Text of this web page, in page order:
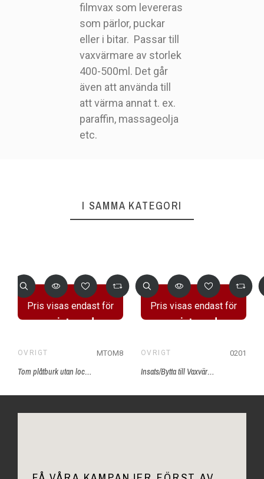
filmvax som levereras
som pärlor, puckar
eller i bitar. Passar till
vaxvärmare av storlek
400-500ml. Det går
även att använda till
att värma annat t. ex.
paraffin, massageolja
etc.
ArtikelnrPOT400
I SAMMA KATEGORI
Pris visas endast för
registrerade
ÖVRIGT MTOM8
Tom plåtburk utan lock 800ml
Pris visas endast för
registrerade
ÖVRIGT 0201
Insats/Bytta till Vaxvärmare